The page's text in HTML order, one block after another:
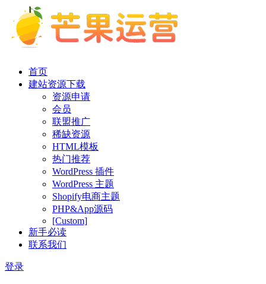
首页
建站资源下载
资源申请
会员
联盟推广
稀缺资源
HTML模板
热门推荐
WordPress 插件
WordPress 主题
Shopify电商主题
PHP&App源码
[Custom]
新手必读
联系我们
登录